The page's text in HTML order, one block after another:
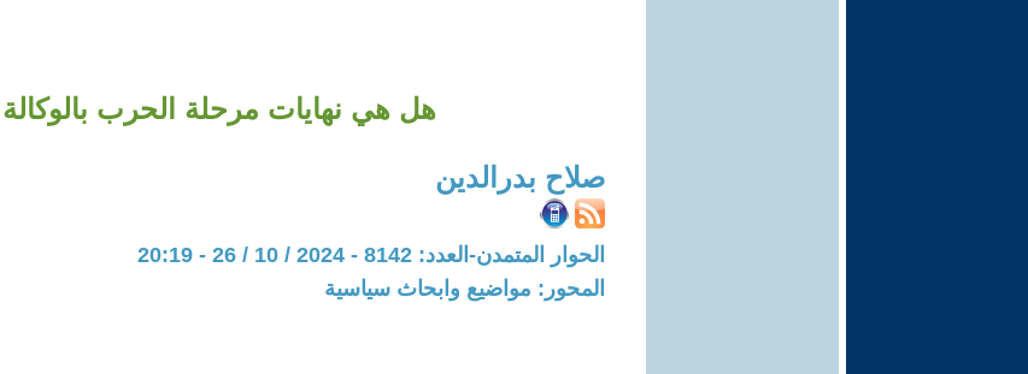
هل هي نهايات مرحلة الحرب بالوكالة
صلاح بدرالدين
الحوار المتمدن-العدد: 8142 - 2024 / 10 / 26 - 20:19
المحور: مواضيع وابحاث سياسية